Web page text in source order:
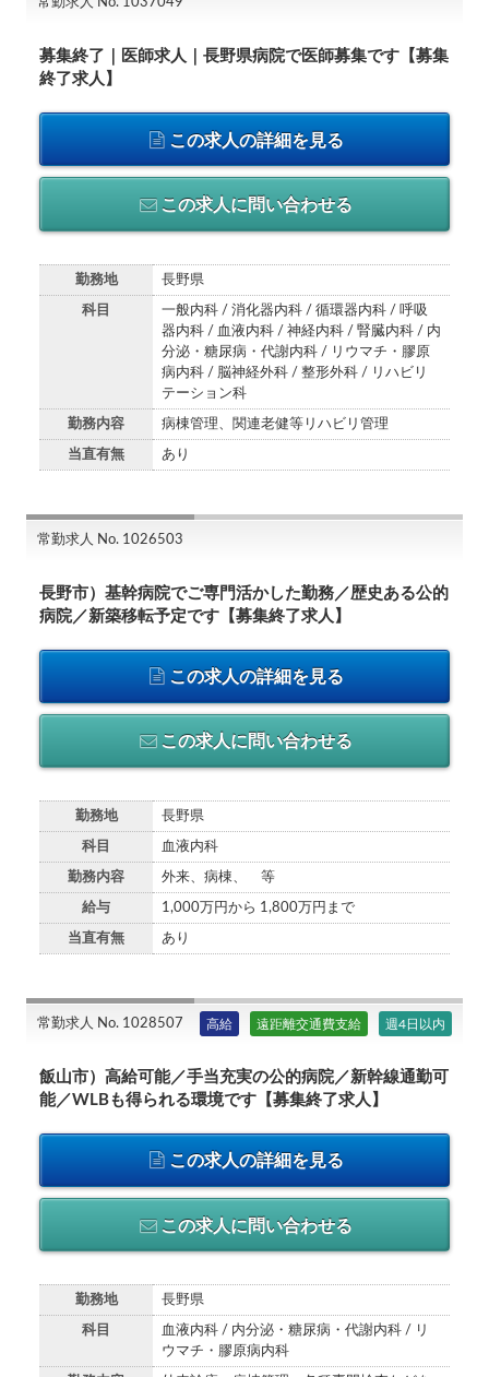
常勤求人 No. 1037049
募集終了｜医師求人｜長野県病院で医師募集です【募集
終了求人】
この求人の詳細を見る
この求人に問い合わせる
勤務地 長野県
科目
一般内科 / 消化器内科 / 循環器内科 / 呼吸
器内科 / 血液内科 / 神経内科 / 腎臓内科 / 内
分泌・糖尿病・代謝内科 / リウマチ・膠原
病内科 / 脳神経外科 / 整形外科 / リハビリ
テーション科
勤務内容 病棟管理、関連老健等リハビリ管理
当直有無 あり
常勤求人 No. 1026503
長野市）基幹病院でご専門活かした勤務／歴史ある公的
病院／新築移転予定です【募集終了求人】
この求人の詳細を見る
この求人に問い合わせる
勤務地 長野県
科目 血液内科
勤務内容 外来、病棟、 等
給与 1,000万円から 1,800万円まで
当直有無 あり
常勤求人 No. 1028507 高給 遠距離交通費支給 週4日以内
飯山市）高給可能／手当充実の公的病院／新幹線通勤可
能／WLBも得られる環境です【募集終了求人】
この求人の詳細を見る
この求人に問い合わせる
勤務地 長野県
科目
血液内科 / 内分泌・糖尿病・代謝内科 / リ
ウマチ・膠原病内科